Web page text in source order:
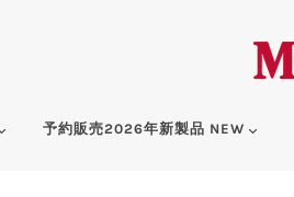
予約販売2026年新製品 NEW